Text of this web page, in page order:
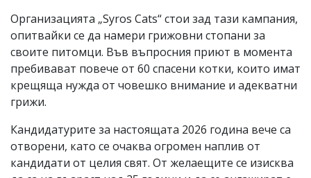
Организацията „Syros Cats“ стои зад тази кампания,
опитвайки се да намери грижовни стопани за
своите питомци. Във въпросния приют в момента
пребивават повече от 60 спасени котки, които имат
крещяща нужда от човешко внимание и адекватни
грижи.
Кандидатурите за настоящата 2026 година вече са
отворени, като се очаква огромен наплив от
кандидати от целия свят. От желаещите се изисква